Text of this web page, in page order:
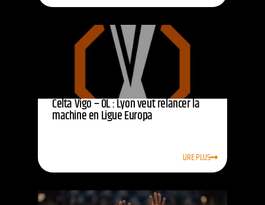
Celta Vigo – OL : Lyon veut relancer la
machine en Ligue Europa
LIRE PLUS